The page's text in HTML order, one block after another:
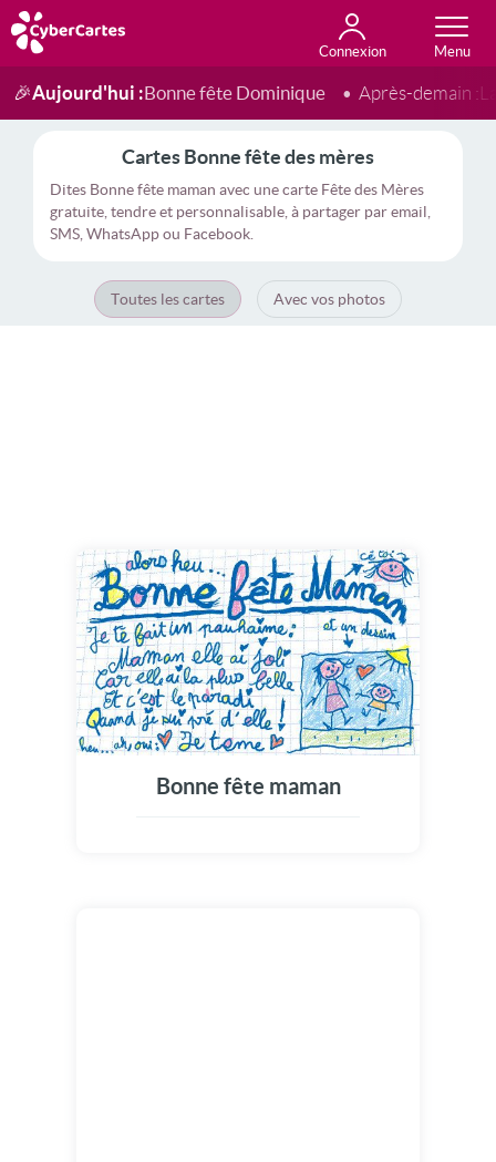
Connexion
Anniversaire
Fête du jour
Amour
Amitié
Merci
Toutes les cartes
🎉Aujourd'hui :Bonne fête Dominique Après-demain :
Cartes Bonne fête des mères
Dites Bonne fête maman avec une carte Fête des Mères
gratuite, tendre et personnalisable, à partager par email,
SMS, WhatsApp ou Facebook.
Toutes les cartes Avec vos photos
Bonne fête maman